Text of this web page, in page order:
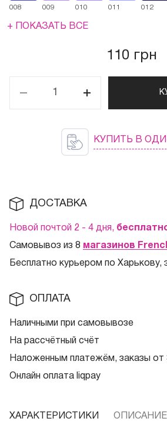
008 009 010 011 012
+ ПОКАЗАТЬ ВСЕ
110 грн
КУПИТЬ В
ДОСТАВКА
Новой почтой 2 - 4 дня,
Самовывоз из 8 магазинов
Бесплатно курьером по Харькову,
ОПЛАТА
Наличными при самовывозе
На рассчётный счёт
Наложенным платежём, заказы от
Онлайн оплата liqpay
ХАРАКТЕРИСТИКИ ОПИСАНИЕ